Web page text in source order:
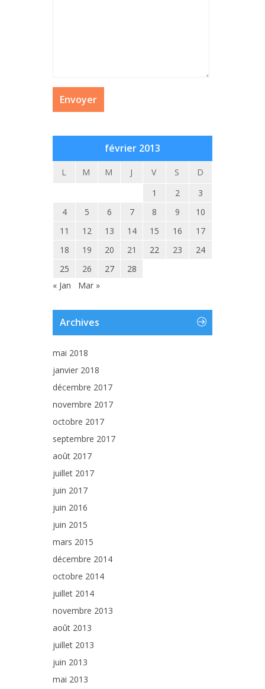
février 2013
L M M J V S
D
1
2
3
4
5 6 7 8 9
10
11
12 13 14 15 16
17
18
19 20 21 22 23
24
25
26 27
28
« Jan
Mar »
Archives
mai 2018
janvier 2018
décembre 2017
novembre 2017
octobre 2017
septembre 2017
août 2017
juillet 2017
juin 2017
juin 2016
juin 2015
mars 2015
décembre 2014
octobre 2014
juillet 2014
novembre 2013
août 2013
juillet 2013
juin 2013
mai 2013